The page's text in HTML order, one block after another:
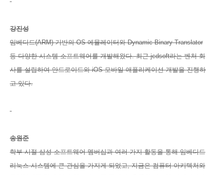
강진성
임베디드(ARM) 기반의 OS 에뮬레이터와 Dynamic Binary Translator
등 다양한 시스템 소프트웨어를 개발해왔다. 최근 jcdsoft라는 벤처 회
사를 설립하여 안드로이드와 iOS 모바일 애플리케이션 개발을 진행하
고 있다.
송원준
학부 시절 삼성 소프트웨어 멤버십과 여러 가지 활동을 통해 임베디드
리눅스 시스템에 큰 관심을 가지게 되었고, 지금은 컴퓨터 아키텍처와